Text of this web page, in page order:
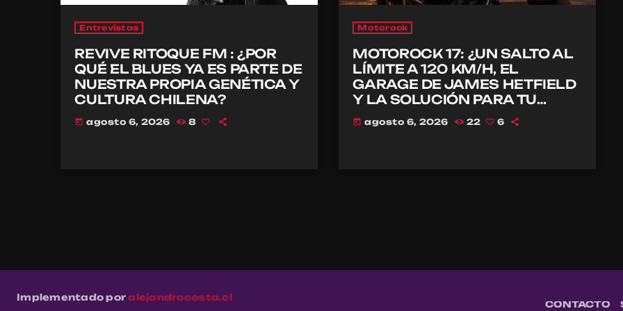
Entrevistas
REVIVE RITOQUE FM : ¿POR
QUÉ EL BLUES YA ES PARTE DE
NUESTRA PROPIA GENÉTICA Y
CULTURA CHILENA?
today agosto 6, 2026 8
Motorock
MOTOROCK 17: ¿UN SALTO AL
LÍMITE A 120 KM/H, EL
GARAGE DE JAMES HETFIELD
Y LA SOLUCIÓN PARA TU
CASCO?
today agosto 6, 2026 22 6
Implementado poralejandrocosta.cl
CONTACTO